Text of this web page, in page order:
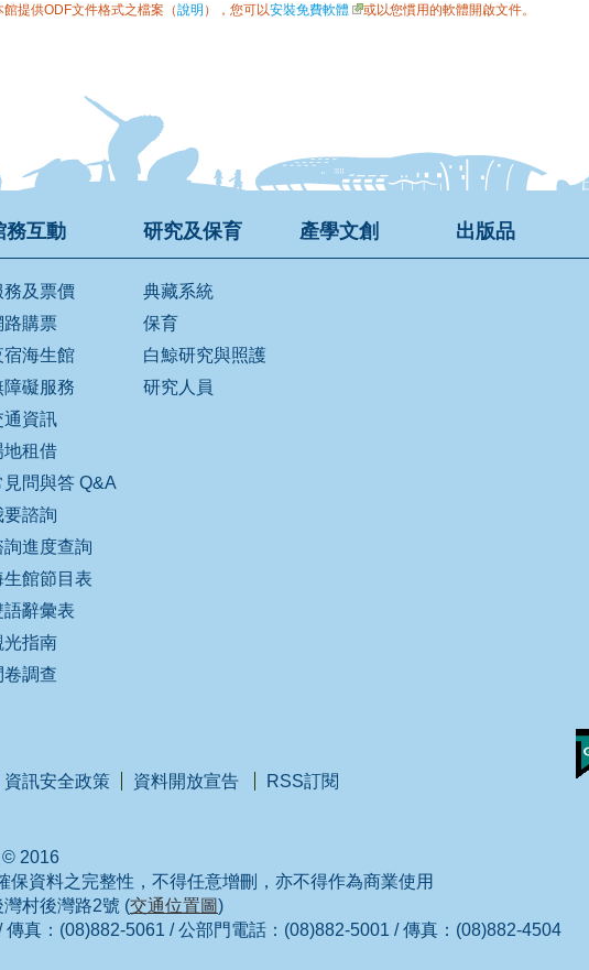
提供ODF文件格式之檔案（說明 ），您可以安裝免費軟體 或以您慣用的軟體開啟文件。
務互動
務及票價
路購票
宿海生館
障礙服務
通資訊
地租借
見問與答 Q&A
要諮詢
詢進度查詢
生館節目表
語辭彙表
光指南
卷調查
研究及保育
典藏系統
保育
白鯨研究與照護
研究人員
產學文創 出版品
資訊安全政策 資料開放宣告 RSS訂閱
© 2016
保資料之完整性，不得任意增刪，亦不得作為商業使用
村後灣路2號 (交通位置圖)
真：(08)882-5061 / 公部門電話：(08)882-5001 / 傳真：(08)882-4504